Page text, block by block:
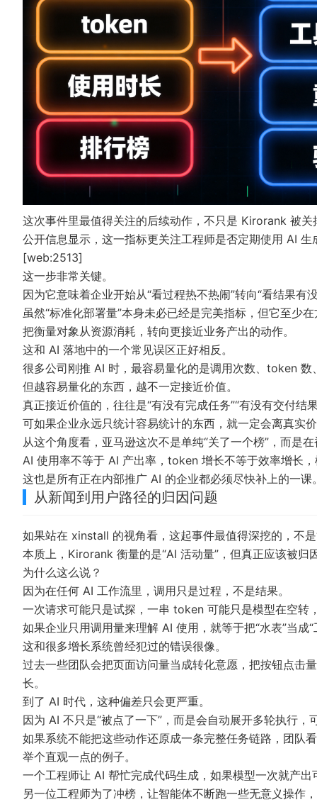
这次事件里最值得关注的后续动作，不只是 Kirorank 被
公开信息显示，这一指标更关注工程师是否定期使用 AI
[web:2513]
这一步非常关键。
因为它意味着企业开始从“看过程热不热闹”转向“看结果有
虽然“标准化部署量”本身未必已经是完美指标，但它至少
把衡量对象从资源消耗，转向更接近业务产出的动作。
这和 AI 落地中的一个常见误区正好相反。
很多公司刚推 AI 时，最容易量化的是调用次数、token
但越容易量化的东西，越不一定接近价值。
真正接近价值的，往往是“有没有完成任务”“有没有交付结
可如果企业永远只统计容易统计的东西，就一定会离真实
从这个角度看，亚马逊这次不是单纯“关了一个榜”，而是
AI 使用率不等于 AI 产出率，token 增长不等于效率增长
这也是所有正在内部推广 AI 的企业都必须尽快补上的一课
从新闻到用户路径的归因问题
如果站在 xinstall 的视角看，这起事件最值得深挖的，不
本质上，Kirorank 衡量的是“AI 活动量”，但真正应该被归
为什么这么说？
因为在任何 AI 工作流里，调用只是过程，不是结果。
一次请求可能只是试探，一串 token 可能只是模型在空转
如果企业只用调用量来理解 AI 使用，就等于把“水表”当成“
这和很多增长系统曾经犯过的错误很像。
过去一些团队会把页面访问量当成转化意愿，把按钮点击
长。
到了 AI 时代，这种偏差只会更严重。
因为 AI 不只是“被点了一下”，而是会自动展开多轮执行
如果系统不能把这些动作还原成一条完整任务链路，团队
举个直观一点的例子。
一个工程师让 AI 帮忙完成代码生成，如果模型一次就产
另一位工程师为了冲榜，让智能体不断跑一些无意义操作